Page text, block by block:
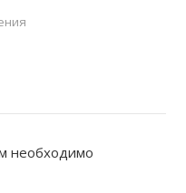
необходимо